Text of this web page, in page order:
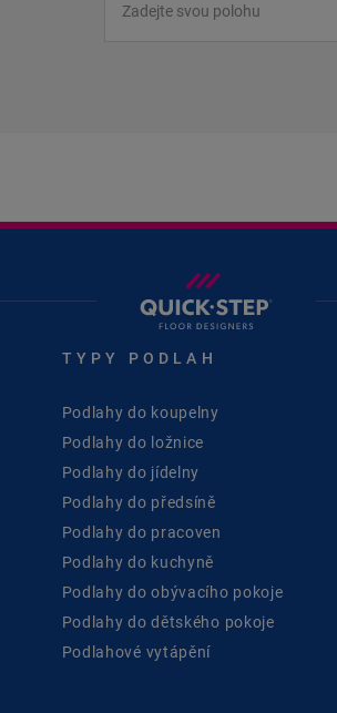
TYPY PODLAH
Podlahy do koupelny
Podlahy do ložnice
Podlahy do jídelny
Podlahy do předsíně
Podlahy do pracoven
Podlahy do kuchyně
Podlahy do obývacího pokoje
Podlahy do dětského pokoje
Podlahové vytápění